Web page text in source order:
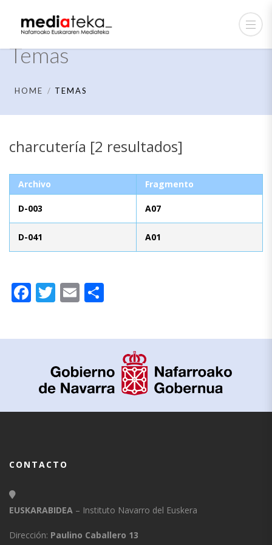
Temas
HOME TEMAS
charcutería [2 resultados]
Archivo Fragmento
D-003 A07
D-041 A01
Facebook
Twitter
Email
CONTACTO
EUSKARABIDEA – Instituto Navarro del Euskera
Dirección: Paulino Caballero 13